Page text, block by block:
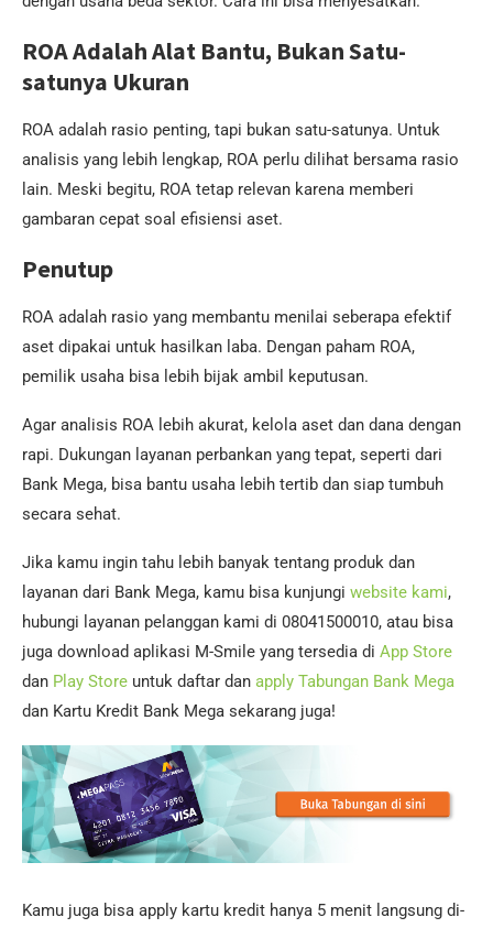
ROA Adalah Alat Bantu, Bukan Satu-
satunya Ukuran
ROA adalah rasio penting, tapi bukan satu-satunya. Untuk
analisis yang lebih lengkap, ROA perlu dilihat bersama rasio
lain. Meski begitu, ROA tetap relevan karena memberi
gambaran cepat soal efisiensi aset.
Penutup
ROA adalah rasio yang membantu menilai seberapa efektif
aset dipakai untuk hasilkan laba. Dengan paham ROA,
pemilik usaha bisa lebih bijak ambil keputusan.
Agar analisis ROA lebih akurat, kelola aset dan dana dengan
rapi. Dukungan layanan perbankan yang tepat, seperti dari
Bank Mega, bisa bantu usaha lebih tertib dan siap tumbuh
secara sehat.
Jika kamu ingin tahu lebih banyak tentang produk dan
layanan dari Bank Mega, kamu bisa kunjungi website kami,
hubungi layanan pelanggan kami di 08041500010, atau bisa
juga download aplikasi M-Smile yang tersedia di App Store
dan Play Store untuk daftar dan apply Tabungan Bank Mega
dan Kartu Kredit Bank Mega sekarang juga!
Kamu juga bisa apply kartu kredit hanya 5 menit langsung di-